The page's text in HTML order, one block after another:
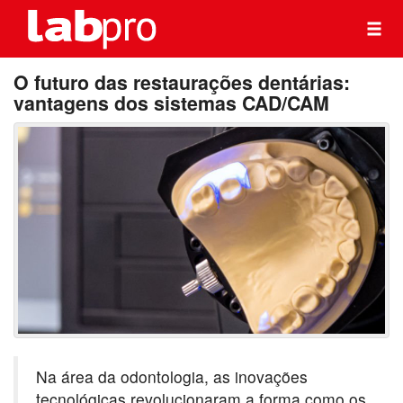
O futuro das restaurações dentárias:
vantagens dos sistemas CAD/CAM
Na área da odontologia, as inovações
tecnológicas revolucionaram a forma como os